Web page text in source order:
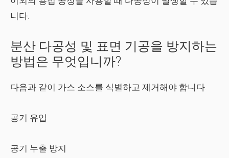
니다.
분산 다공성 및 표면 기공을 방지하는
방법은 무엇입니까?
다음과 같이 가스 소스를 식별하고 제거해야 합니다.
공기 유입
공기 누출 방지